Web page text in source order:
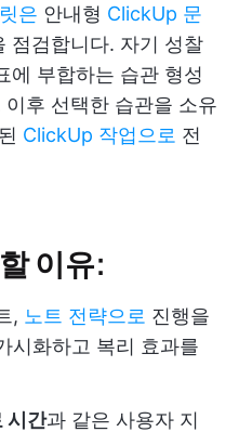
은 안내형 ClickUp 문
점검합니다. 자기 성찰
에 부합하는 습관 형성
후 선택한 습관을 소유
ClickUp 작업으로 전
이유:
, 노트 전략으로 진행을
시화하고 복리 효과를
시간과 같은 사용자 지